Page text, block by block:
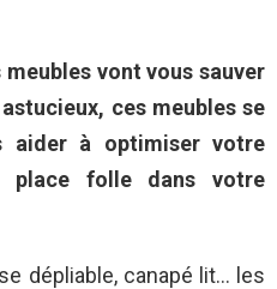
vont vous sauver
ces meubles se
aider à optimiser votre
place folle dans votre
dépliable, canapé lit… les